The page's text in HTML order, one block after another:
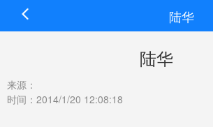
陆华
陆华
来源：
时间：2014/1/20 12:08:18